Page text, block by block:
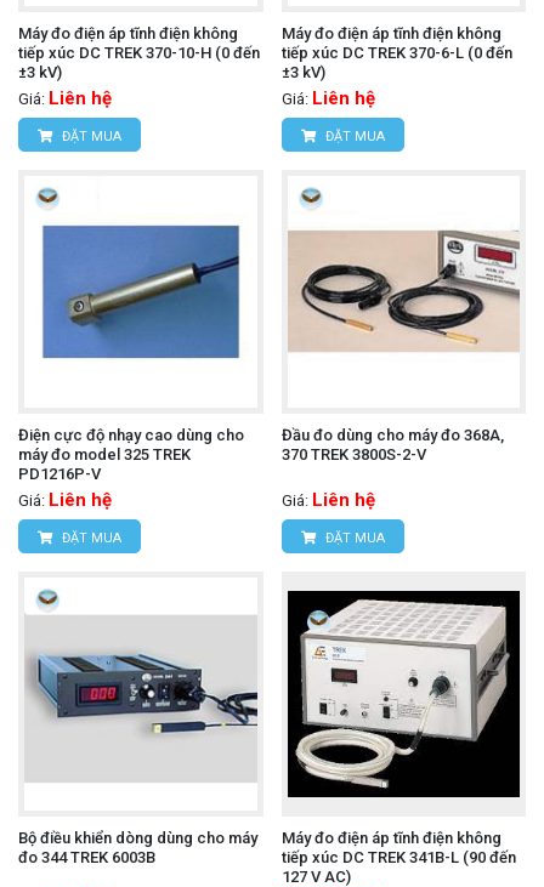
Máy đo điện áp tĩnh điện không
tiếp xúc DC TREK 370-10-H (0 đến
±3 kV)
Giá: Liên hệ
ĐẶT MUA
Máy đo điện áp tĩnh điện không
tiếp xúc DC TREK 370-6-L (0 đến
±3 kV)
Giá: Liên hệ
ĐẶT MUA
Điện cực độ nhạy cao dùng cho
máy đo model 325 TREK
PD1216P-V
Giá: Liên hệ
ĐẶT MUA
Đầu đo dùng cho máy đo 368A,
370 TREK 3800S-2-V
Giá: Liên hệ
ĐẶT MUA
Bộ điều khiển dòng dùng cho máy
đo 344 TREK 6003B
Máy đo điện áp tĩnh điện không
tiếp xúc DC TREK 341B-L (90 đến
127 V AC)